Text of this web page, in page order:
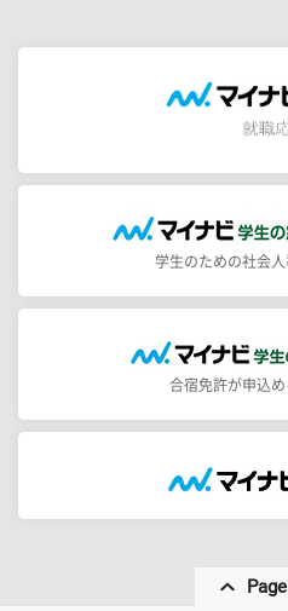
学生のための社会
合宿免許が申込